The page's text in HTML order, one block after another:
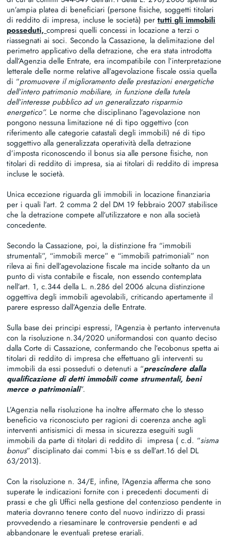
un’ampia platea di beneficiari (persone fisiche, soggetti titolari
di reddito di impresa, incluse le società) pertutti gli immobili
posseduti,compresi quelli concessi in locazione a terzi o
riassegnati ai soci. Secondo la Cassazione, la delimitazione del
perimetro applicativo della detrazione, che era stata introdotta
dall’Agenzia delle Entrate, era incompatibile con l’interpretazione
letterale delle norme relative all’agevolazione fiscale ossia quella
di “promuovere il miglioramento delle prestazioni energetiche
dell’intero patrimonio mobiliare, in funzione della tutela
dell’interesse pubblico ad un generalizzato risparmio
energetico”. Le norme che disciplinano l’agevolazione non
pongono nessuna limitazione né di tipo oggettivo (con
riferimento alle categorie catastali degli immobili) né di tipo
soggettivo alla generalizzata operatività della detrazione
d’imposta riconoscendo il bonus sia alle persone fisiche, non
titolari di reddito di impresa, sia ai titolari di reddito di impresa
incluse le società.
Unica eccezione riguarda gli immobili in locazione finanziaria
per i quali l’art. 2 comma 2 del DM 19 febbraio 2007 stabilisce
che la detrazione compete all’utilizzatore e non alla società
concedente.
Secondo la Cassazione, poi, la distinzione fra “immobili
strumentali”, “immobili merce” e “immobili patrimoniali” non
rileva ai fini dell’agevolazione fiscale ma incide soltanto da un
punto di vista contabile e fiscale, non essendo contemplata
nell’art. 1, c.344 della L. n.286 del 2006 alcuna distinzione
oggettiva degli immobili agevolabili, criticando apertamente il
parere espresso dall’Agenzia delle Entrate.
Sulla base dei principi espressi, l’Agenzia è pertanto intervenuta
con la risoluzione n.34/2020 uniformandosi con quanto deciso
dalla Corte di Cassazione, confermando che l’ecobonus spetta ai
titolari di reddito di impresa che effettuano gli interventi su
immobili da essi posseduti o detenuti a “prescindere dalla
qualificazione di detti immobili come strumentali, beni
merce o patrimoniali”.
L’Agenzia nella risoluzione ha inoltre affermato che lo stesso
beneficio va riconosciuto per ragioni di coerenza anche agli
interventi antisismici di messa in sicurezza eseguiti sugli
immobili da parte di titolari di reddito di impresa ( c.d. “sisma
bonus” disciplinato dai commi 1-bis e ss dell’art.16 del DL
63/2013).
Con la risoluzione n. 34/E, infine, l’Agenzia afferma che sono
superate le indicazioni fornite con i precedenti documenti di
prassi e che gli Uffici nella gestione del contenzioso pendente in
materia dovranno tenere conto del nuovo indirizzo di prassi
provvedendo a riesaminare le controversie pendenti e ad
abbandonare le eventuali pretese erariali.